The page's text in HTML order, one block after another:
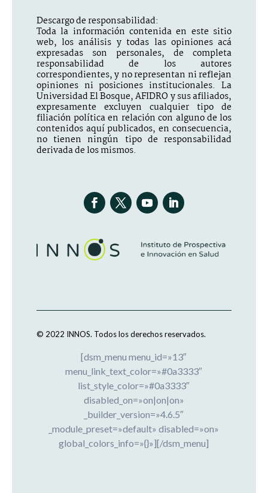
Descargo de responsabilidad:
Toda la información contenida en este sitio
web, los análisis y todas las opiniones acá
expresadas son personales, de completa
responsabilidad de los autores
correspondientes, y no representan ni reflejan
opiniones ni posiciones institucionales. La
Universidad El Bosque, AFIDRO y sus afiliados,
expresamente excluyen cualquier tipo de
filiación política en relación con alguno de los
contenidos aquí publicados, en consecuencia,
no tienen ningún tipo de responsabilidad
derivada de los mismos.
© 2022 INNOS. Todos los derechos reservados.
[dsm_menu menu_id=»13″
menu_link_text_color=»#0a3333″
list_style_color=»#0a3333″
disabled_on=»on|on|on»
_builder_version=»4.6.5″
_module_preset=»default» disabled=»on»
global_colors_info=»{}»][/dsm_menu]